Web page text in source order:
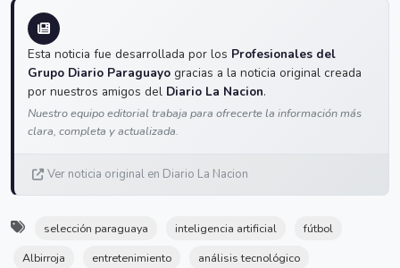
Esta noticia fue desarrollada por los Profesionales del
Grupo Diario Paraguayo gracias a la noticia original creada
por nuestros amigos del Diario La Nacion.
Nuestro equipo editorial trabaja para ofrecerte la información más
clara, completa y actualizada.
Ver noticia original en Diario La Nacion
selección paraguaya inteligencia artificial
fútbol
Albirroja
entretenimiento análisis tecnológico